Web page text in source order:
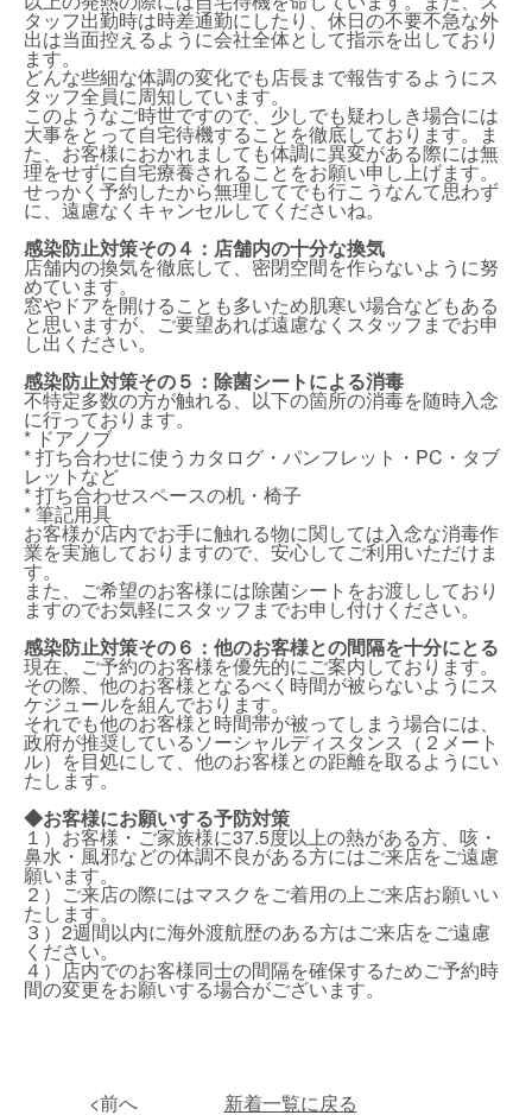
タッフ出勤時は時差通勤にしたり、休日の不要不急な外
出は当面控えるように会社全体として指示を出しており
ます。
どんな些細な体調の変化でも店長まで報告するようにス
タッフ全員に周知しています。
このようなご時世ですので、少しでも疑わしき場合には
大事をとって自宅待機することを徹底しております。ま
た、お客様におかれましても体調に異変がある際には無
理をせずに自宅療養されることをお願い申し上げます。
せっかく予約したから無理してでも行こうなんて思わず
に、遠慮なくキャンセルしてくださいね。
感染防止対策その４：店舗内の十分な換気
店舗内の換気を徹底して、密閉空間を作らないように努
めています。
窓やドアを開けることも多いため肌寒い場合などもある
と思いますが、ご要望あれば遠慮なくスタッフまでお申
し出ください。
感染防止対策その５：除菌シートによる消毒
不特定多数の方が触れる、以下の箇所の消毒を随時入念
に行っております。
* ドアノブ
* 打ち合わせに使うカタログ・パンフレット・PC・タブ
レットなど
* 打ち合わせスペースの机・椅子
* 筆記用具
お客様が店内でお手に触れる物に関しては入念な消毒作
業を実施しておりますので、安心してご利用いただけま
す。
また、ご希望のお客様には除菌シートをお渡ししており
ますのでお気軽にスタッフまでお申し付けください。
感染防止対策その６：他のお客様との間隔を十分にとる
現在、ご予約のお客様を優先的にご案内しております。
その際、他のお客様となるべく時間が被らないようにス
ケジュールを組んでおります。
それでも他のお客様と時間帯が被ってしまう場合には、
政府が推奨しているソーシャルディスタンス（２メート
ル）を目処にして、他のお客様との距離を取るようにい
たします。
◆お客様にお願いする予防対策
１）お客様・ご家族様に37.5度以上の熱がある方、咳・
鼻水・風邪などの体調不良がある方にはご来店をご遠慮
願います。
２）ご来店の際にはマスクをご着用の上ご来店お願いい
たします。
３）2週間以内に海外渡航歴のある方はご来店をご遠慮
ください。
４）店内でのお客様同士の間隔を確保するためご予約時
間の変更をお願いする場合がございます。
<前へ 新着一覧に戻る